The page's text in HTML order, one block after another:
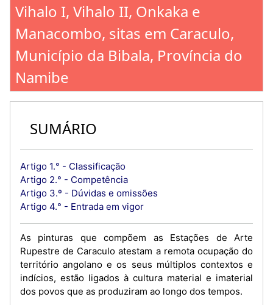
Vihalo I, Vihalo II, Onkaka e
Manacombo, sitas em Caraculo,
Município da Bibala, Província do
Namibe
SUMÁRIO
Artigo 1.° - Classificação
Artigo 2.° - Competência
Artigo 3.º - Dúvidas e omissões
Artigo 4.° - Entrada em vigor
As pinturas que compõem as Estações de Arte
Rupestre de Caraculo atestam a remota ocupação do
território angolano e os seus múltiplos contextos e
indícios, estão ligados à cultura material e imaterial
dos povos que as produziram ao longo dos tempos.